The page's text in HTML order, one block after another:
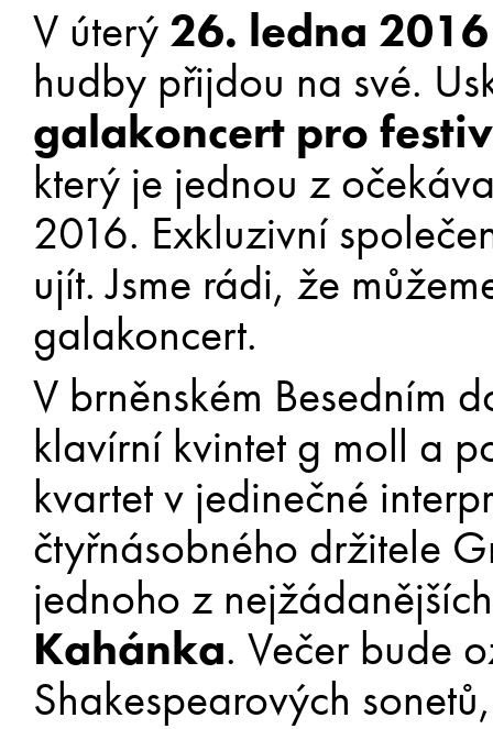
V úterý 26. ledna 2016
hudby přijdou na své.
galakoncert pro
který je jednou z
2016. Exkluzivní
ujít. Jsme rádi, že
galakoncert.
V brněnském Besedním
klavírní kvintet g moll a
kvartet v jedinečné
čtyřnásobného držitele
jednoho z
Kahánka. Večer bude
Shakespearových